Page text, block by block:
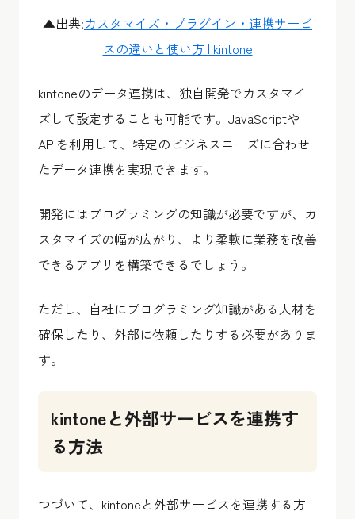
▲出典:カスタマイズ・プラグイン・連携サービ
スの違いと使い方 | kintone
kintoneのデータ連携は、独自開発でカスタマイ
ズして設定することも可能です。JavaScriptや
APIを利用して、特定のビジネスニーズに合わせ
たデータ連携を実現できます。
開発にはプログラミングの知識が必要ですが、カ
スタマイズの幅が広がり、より柔軟に業務を改善
できるアプリを構築できるでしょう。
ただし、自社にプログラミング知識がある人材を
確保したり、外部に依頼したりする必要がありま
す。
kintoneと外部サービスを連携す
る方法
つづいて、kintoneと外部サービスを連携する方